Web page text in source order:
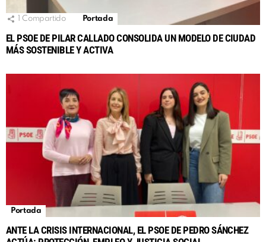
Compartido Portada
EL PSOE DE PILAR CALLADO CONSOLIDA UN MODELO DE CIUDAD
MÁS SOSTENIBLE Y ACTIVA
Portada
ANTE LA CRISIS INTERNACIONAL, EL PSOE DE PEDRO SÁNCHEZ